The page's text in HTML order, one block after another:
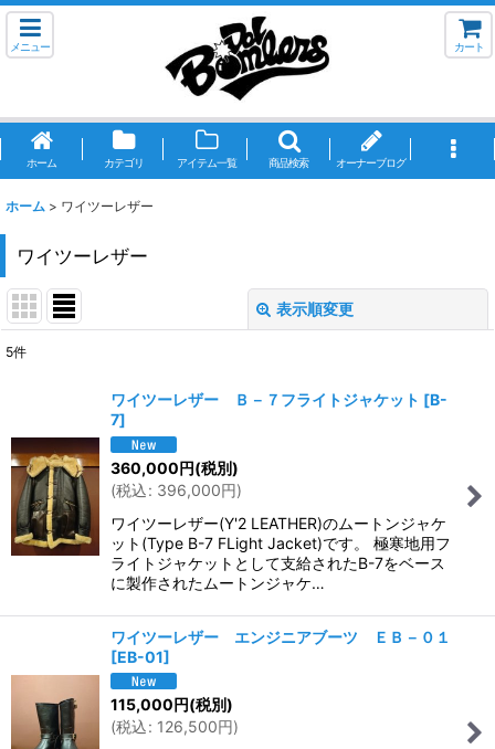
メニュー カート
ホーム カテゴリ アイテム一覧 商品検索 オーナーブログ
ホーム > ワイツーレザー
ワイツーレザー
表示順変更
表示数:
並び順:
絞り込む
5件
ワイツーレザー Ｂ－７フライトジャケット [B-
7]
360,000円(税別)
(税込: 396,000円)
ワイツーレザー(Y'2 LEATHER)のムートンジャケ
ット(Type B-7 FLight Jacket)です。 極寒地用フ
ライトジャケットとして支給されたB-7をベース
に製作されたムートンジャケ…
ワイツーレザー エンジニアブーツ ＥＢ－０１
[EB-01]
115,000円(税別)
(税込: 126,500円)